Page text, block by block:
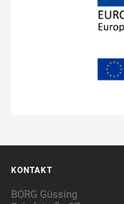
KONTAKT
BORG Güssing